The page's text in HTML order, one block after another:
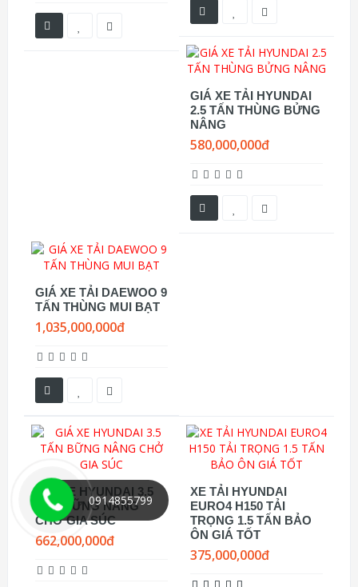
GIÁ XE TẢI HYUNDAI
2.5 TẤN THÙNG BỬNG
NÂNG
580,000,000đ
GIÁ XE TẢI DAEWOO 9
TẤN THÙNG MUI BẠT
1,035,000,000đ
GIÁ XE HYUNDAI 3.5
TẤN BỮNG NÂNG
CHỞ GIA SÚC
662,000,000đ
XE TẢI HYUNDAI
EURO4 H150 TẢI
TRỌNG 1.5 TẤN BẢO
ÔN GIÁ TỐT
375,000,000đ
0914855799